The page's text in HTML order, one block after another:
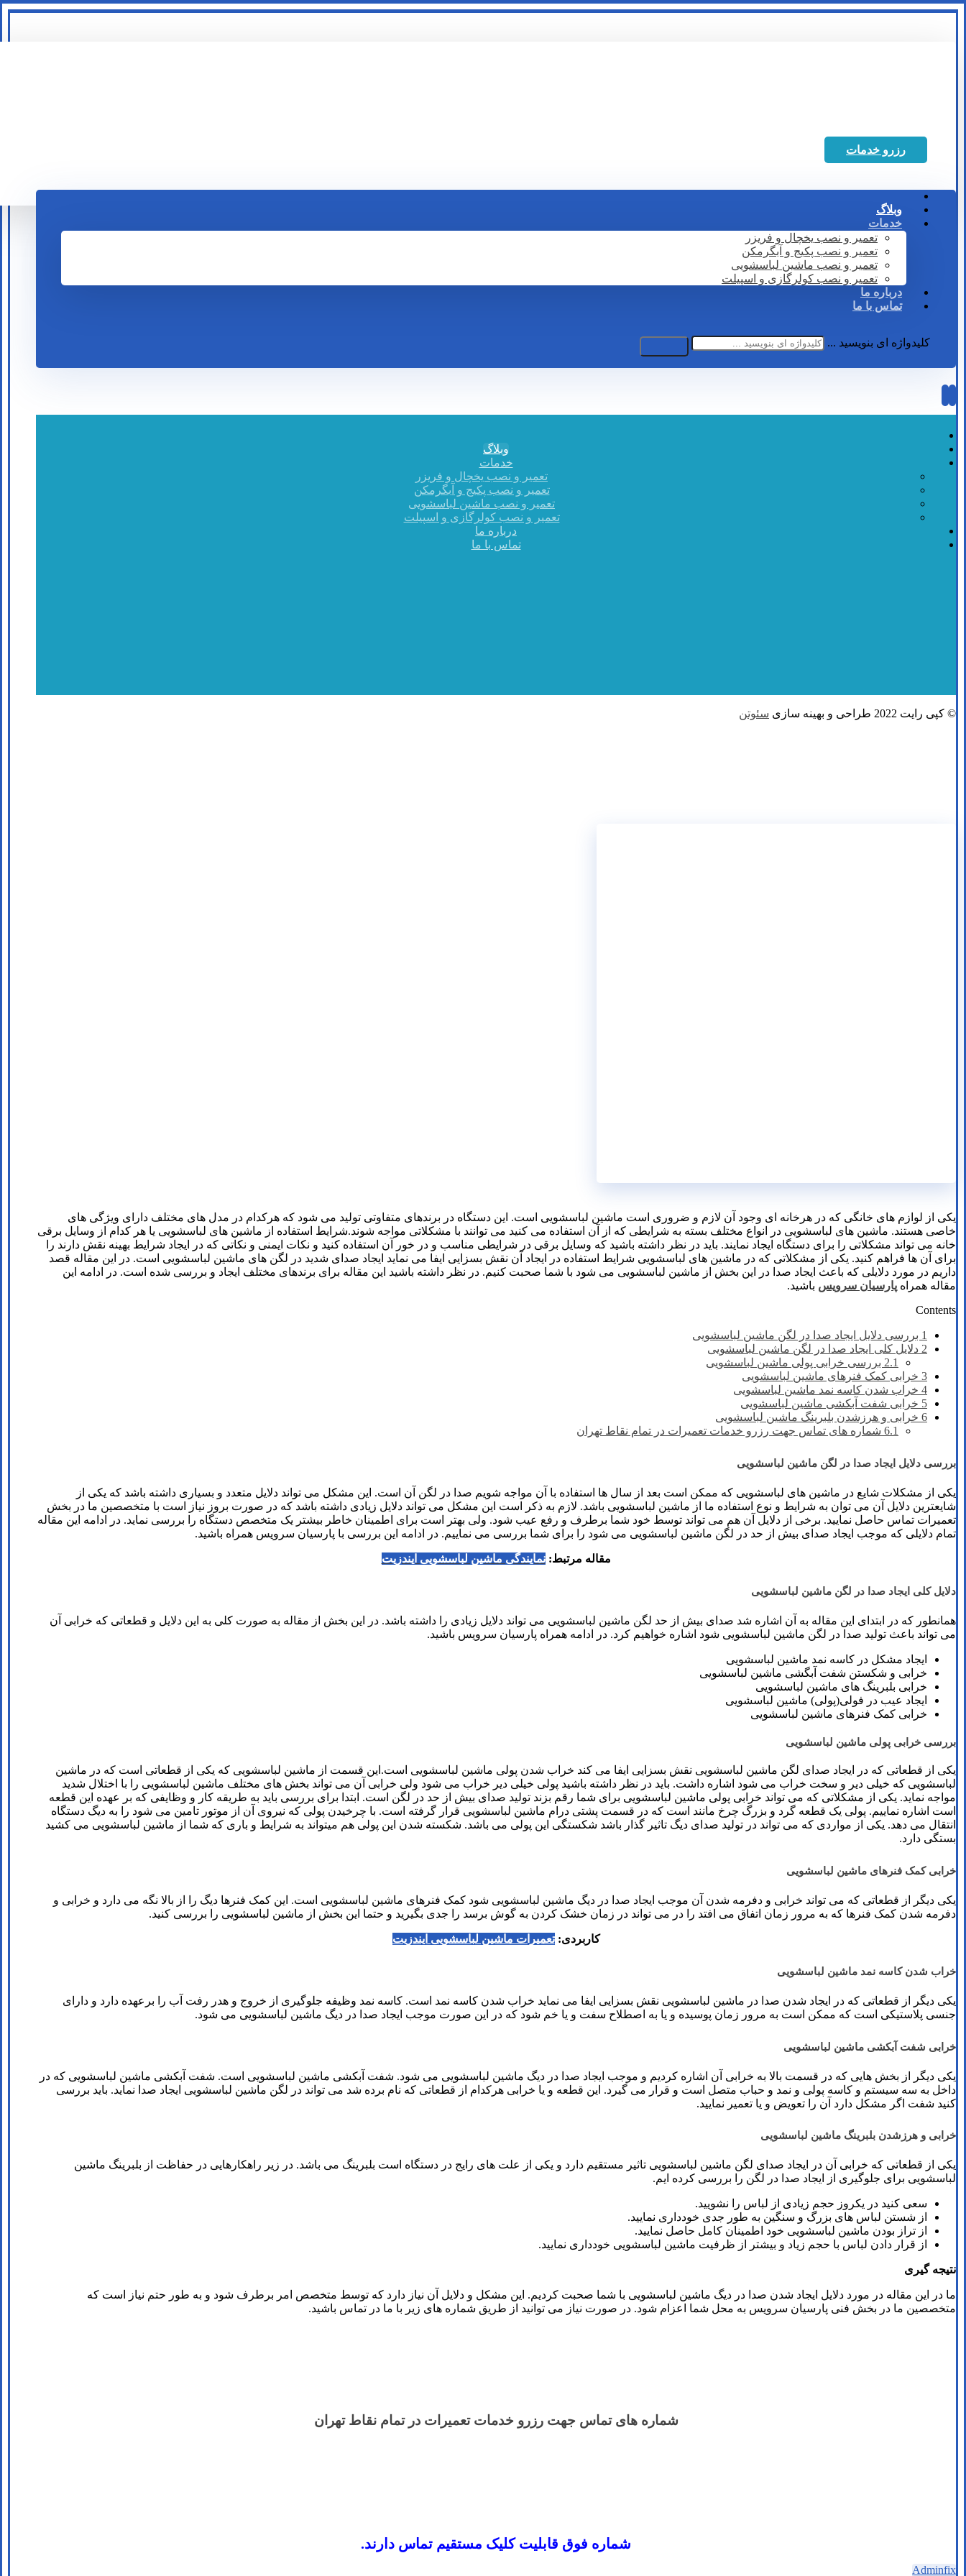
رزرو خدمات
وبلاگ
خدمات
تعمیر و نصب یخچال و فریزر
تعمیر و نصب پکیج و آبگرمکن
تعمیر و نصب ماشین لباسشویی
تعمیر و نصب کولرگازی و اسپیلت
درباره ما
تماس با ما
کلیدواژه ای بنویسید ...
وبلاگ
خدمات
تعمیر و نصب یخچال و فریزر
تعمیر و نصب پکیج و آبگرمکن
تعمیر و نصب ماشین لباسشویی
تعمیر و نصب کولرگازی و اسپیلت
درباره ما
تماس با ما
© کپی رایت 2022 طراحی و بهینه سازی سئوتن
یکی از لوازم های خانگی که در هرخانه ای وجود آن لازم و ضروری است ماشین لباسشویی است. این دستگاه در برندهای متفاوتی تولید می شود که هرکدام در مدل های مختلف دارای ویژگی های
خاصی هستند. ماشین های لباسشویی در انواع مختلف بسته به شرایطی که از آن استفاده می کنید می توانند با مشکلاتی مواجه شوند.شرایط استفاده از ماشین های لباسشویی یا هر کدام از وسایل برقی
خانه می تواند مشکلاتی را برای دستگاه ایجاد نمایند. باید در نظر داشته باشید که وسایل برقی در شرایطی مناسب و در خور آن استفاده کنید و نکات ایمنی و نکاتی که در ایجاد شرایط بهینه نقش دارند را
برای آن ها فراهم کنید. یکی از مشکلاتی که در ماشین های لباسشویی شرایط استفاده در ایجاد آن نقش بسزایی ایفا می نماید ایجاد صدای شدید در لگن های ماشین لباسشویی است. در این مقاله قصد
داریم در مورد دلایلی که باعث ایجاد صدا در این بخش از ماشین لباسشویی می شود با شما صحبت کنیم. در نظر داشته باشید این مقاله برای برندهای مختلف ایجاد و بررسی شده است. در ادامه این
مقاله همراه پارسیان سرویس باشید.
Contents
1 بررسی دلایل ایجاد صدا در لگن ماشین لباسشویی
2 دلایل کلی ایجاد صدا در لگن ماشین لباسشویی
2.1 بررسی خرابی پولی ماشین لباسشویی
3 خرابی کمک فنرهای ماشین لباسشویی
4 خراب شدن کاسه نمد ماشین لباسشویی
5 خرابی شفت آبکشی ماشین لباسشویی
6 خرابی و هرزشدن بلبرینگ ماشین لباسشویی
6.1 شماره های تماس​ جهت رزرو خدمات تعمیرات در تمام نقاط تهران
بررسی دلایل ایجاد صدا در لگن ماشین لباسشویی
یکی از مشکلات شایع در ماشین های لباسشویی که ممکن است بعد از سال ها استفاده با آن مواجه شویم صدا در لگن آن است. این مشکل می تواند دلایل متعدد و بسیاری داشته باشد که یکی از
شایعترین دلایل آن می توان به شرایط و نوع استفاده ما از ماشین لباسشویی باشد. لازم به ذکر است این مشکل می تواند دلایل زیادی داشته باشد که در صورت بروز نیاز است با متخصصین ما در بخش
تعمیرات تماس حاصل نمایید. برخی از دلایل آن هم می تواند توسط خود شما برطرف و رفع عیب شود. ولی بهتر است برای اطمینان خاطر بیشتر یک متخصص دستگاه را بررسی نماید. در ادامه این مقاله
تمام دلایلی که موجب ایجاد صدای بیش از حد در لگن ماشین لباسشویی می شود را برای شما بررسی می نماییم. در ادامه این بررسی با پارسیان سرویس همراه باشید.
مقاله مرتبط:نمایندگی ماشین لباسشویی ایندزیت
دلایل کلی ایجاد صدا در لگن ماشین لباسشویی
همانطور که در ابتدای این مقاله به آن اشاره شد صدای بیش از حد لگن ماشین لباسشویی می تواند دلایل زیادی را داشته باشد. در این بخش از مقاله به صورت کلی به این دلایل و قطعاتی که خرابی آن
می تواند باعث تولید صدا در لگن ماشین لباسشویی شود اشاره خواهیم کرد. در ادامه همراه پارسیان سرویس باشید.
ایجاد مشکل در کاسه نمد ماشین لباسشویی
خرابی و شکستن شفت آبگشی ماشین لباسشویی
خرابی بلبرینگ های ماشین لباسشویی
ایجاد عیب در فولی(پولی) ماشین لباسشویی
خرابی کمک فنرهای ماشین لباسشویی
بررسی خرابی پولی ماشین لباسشویی
یکی از قطعاتی که در ایجاد صدای لگن ماشین لباسشویی نقش بسزایی ایفا می کند خراب شدن پولی ماشین لباسشویی است.این قسمت از ماشین لباسشویی که یکی از قطعاتی است که در ماشین
لباسشویی که خیلی دیر و سخت خراب می شود اشاره داشت. باید در نظر داشته باشید پولی خیلی دیر خراب می شود ولی خرابی آن می تواند بخش های مختلف ماشین لباسشویی را با اختلال شدید
مواجه نماید. یکی از مشکلاتی که می تواند خرابی پولی ماشین لباسشویی برای شما رقم بزند تولید صدای بیش از حد در لگن است. ابتدا برای بررسی باید به طریقه کار و وظایفی که بر عهده این قطعه
است اشاره نماییم. پولی یک قطعه گرد و بزرگ چرخ مانند است که در قسمت پشتی درام ماشین لباسشویی قرار گرفته است. با چرخیدن پولی که نیروی آن از موتور تامین می شود را به دیگ دستگاه
انتقال می دهد. یکی از مواردی که می تواند در تولید صدای دیگ تاثیر گذار باشد شکستگی این پولی می باشد. شکسته شدن این پولی هم میتواند به شرایط و باری که شما از ماشین لباسشویی می کشید
بستگی دارد.
خرابی کمک فنرهای ماشین لباسشویی
یکی دیگر از قطعاتی که می تواند خرابی و دفرمه شدن آن موجب ایجاد صدا در دیگ ماشین لباسشویی شود کمک فنرهای ماشین لباسشویی است. این کمک فنرها دیگ را از بالا نگه می دارد و خرابی و
دفرمه شدن کمک فنرها که به مرور زمان اتفاق می افتد را در می تواند در زمان خشک کردن به گوش برسد را جدی بگیرید و حتما این بخش از ماشین لباسشویی را بررسی کنید.
کاربردی:تعمیرات ماشین لباسشویی ایندزیت
خراب شدن کاسه نمد ماشین لباسشویی
یکی دیگر از قطعاتی که در ایجاد شدن صدا در ماشین لباسشویی نقش بسزایی ایفا می نماید خراب شدن کاسه نمد است. کاسه نمد وظیفه جلوگیری از خروج و هدر رفت آب را برعهده دارد و دارای
جنسی پلاستیکی است که ممکن است به مرور زمان پوسیده و یا به اصطلاح سفت و یا خم شود که در این صورت موجب ایجاد صدا در دیگ ماشین لباسشویی می شود.
خرابی شفت آبکشی ماشین لباسشویی
یکی دیگر از بخش هایی که در قسمت بالا به خرابی آن اشاره کردیم و موجب ایجاد صدا در دیگ ماشین لباسشویی می شود. شفت آبکشی ماشین لباسشویی است. شفت آبکشی ماشین لباسشویی که در
داخل به سه سیستم و کاسه پولی و نمد و حباب متصل است و قرار می گیرد. این قطعه و یا خرابی هرکدام از قطعاتی که نام برده شد می تواند در لگن ماشین لباسشویی ایجاد صدا نماید. باید بررسی
کنید شفت اگر مشکل دارد آن را تعویض و یا تعمیر نمایید.
خرابی و هرزشدن بلبرینگ ماشین لباسشویی
یکی از قطعاتی که خرابی آن در ایجاد صدای لگن ماشین لباسشویی تاثیر مستقیم دارد و یکی از علت های رایج در دستگاه است بلبرینگ می باشد. در زیر راهکارهایی در حفاظت از بلبرینگ ماشین
لباسشویی برای جلوگیری از ایجاد صدا در لگن را بررسی کرده ایم.
سعی کنید در یکروز حجم زیادی از لباس را نشویید.
از شستن لباس های بزرگ و سنگین به طور جدی خودداری نمایید.
از تراز بودن ماشین لباسشویی خود اطمینان کامل حاصل نمایید.
از قرار دادن لباس با حجم زیاد و بیشتر از ظرفیت ماشین لباسشویی خودداری نمایید.
نتیجه گیری
ما در این مقاله در مورد دلایل ایجاد شدن صدا در دیگ ماشین لباسشویی با شما صحبت کردیم. این مشکل و دلایل آن نیاز دارد که توسط متخصص امر برطرف شود و به طور حتم نیاز است که
متخصصین ما در بخش فنی پارسیان سرویس به محل شما اعزام شود. در صورت نیاز می توانید از طریق شماره های زیر با ما در تماس باشید.
شماره های تماس​ جهت رزرو خدمات تعمیرات در تمام نقاط تهران
شماره فوق قابلیت کلیک مستقیم تماس دارند.
Adminfix